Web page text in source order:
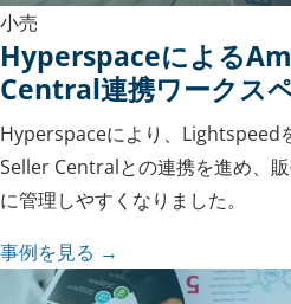
小売
Hyperspaceによる
Central連携ワークス
Hyperspaceにより、Lightspeed
Seller Centralとの連携を進め、
に管理しやすくなりました。
事例を見る →